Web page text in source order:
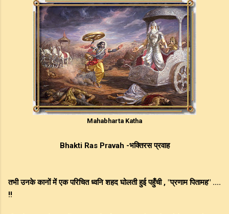
Mahabharta Katha
Bhakti Ras Pravah -भक्तिरस प्रवाह
तभी उनके कानों में एक परिचित ध्वनि शहद घोलती हुई पहुँची , "प्रणाम पितामह" ....
!!